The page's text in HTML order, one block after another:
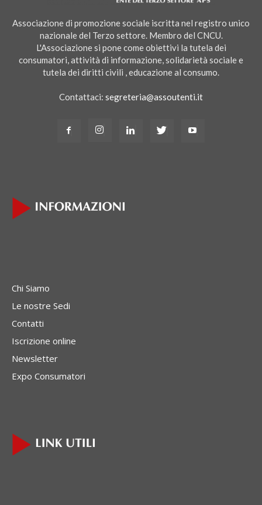
Associazione di promozione sociale iscritta nel registro unico
nazionale del Terzo settore. Membro del CNCU.
L'Associazione si pone come obiettivi la tutela dei
consumatori, attività di informazione, solidarietà sociale e
tutela dei diritti civili , educazione al consumo.
Contattaci: segreteria@assoutenti.it
Chi Siamo
Le nostre Sedi
Contatti
Iscrizione online
Newsletter
Expo Consumatori